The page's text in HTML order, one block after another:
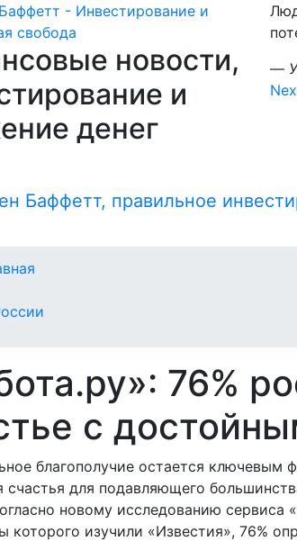
новости,
и
денег
—
76%
с
благополучие остается ключевым
для подавляющего
новому исследованию сервиса
которого изучили «Известия», 76%